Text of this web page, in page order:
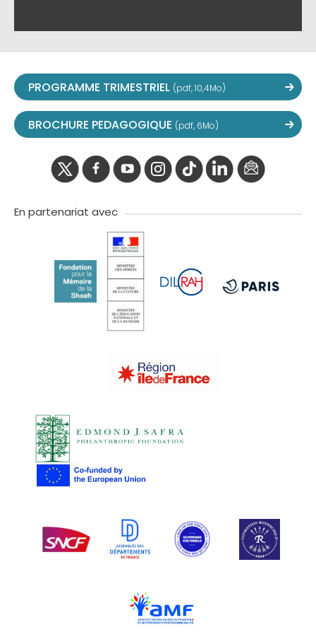
PROGRAMME TRIMESTRIEL (pdf, 10,4Mo)
BROCHURE PEDAGOGIQUE (pdf, 6Mo)
En partenariat avec